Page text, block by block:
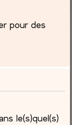
pour des
le(s)quel(s)